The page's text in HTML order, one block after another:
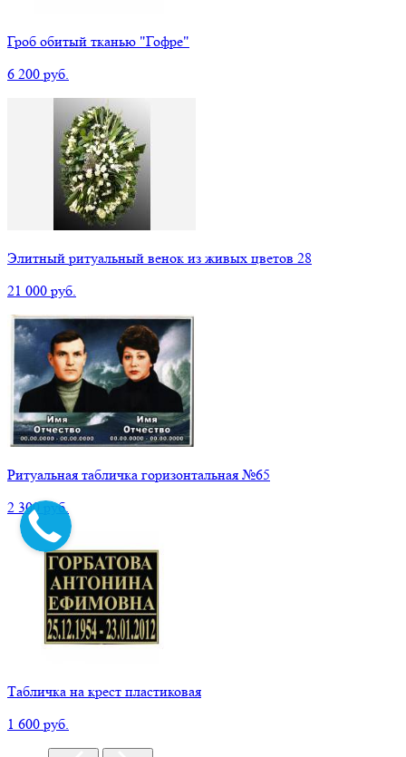
Гроб обитый тканью "Гофре"
6 200 руб.
Элитный ритуальный венок из живых цветов 28
21 000 руб.
Ритуальная табличка горизонтальная №65
2 300 руб.
Табличка на крест пластиковая
1 600 руб.